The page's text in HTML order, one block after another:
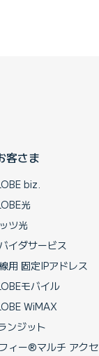
客さま
biz.
光
ツ光
イダサービス
用 固定IPアドレス
モバイル
WiMAX
ンジット
ィー®マルチ アクセ